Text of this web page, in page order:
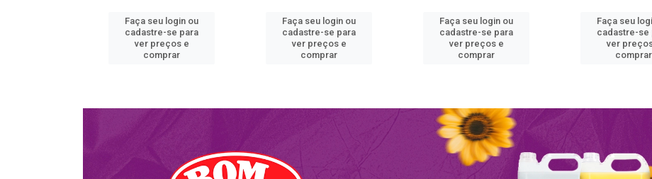
Faça seu login ou
cadastre-se para
ver preços e
comprar
Faça seu login ou
cadastre-se para
ver preços e
comprar
Faça seu login ou
cadastre-se para
ver preços e
comprar
Faça seu
cadastre-se
ver
comprar